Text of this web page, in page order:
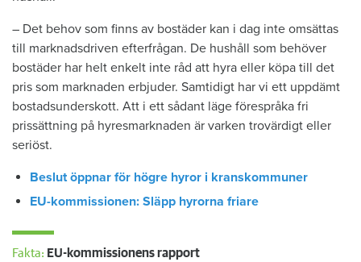
– Det behov som finns av bostäder kan i dag inte omsättas
till marknadsdriven efterfrågan. De hushåll som behöver
bostäder har helt enkelt inte råd att hyra eller köpa till det
pris som marknaden erbjuder. Samtidigt har vi ett uppdämt
bostadsunderskott. Att i ett sådant läge förespråka fri
prissättning på hyresmarknaden är varken trovärdigt eller
seriöst.
Beslut öppnar för högre hyror i kranskommuner
EU-kommissionen: Släpp hyrorna friare
Fakta: EU-kommissionens rapport